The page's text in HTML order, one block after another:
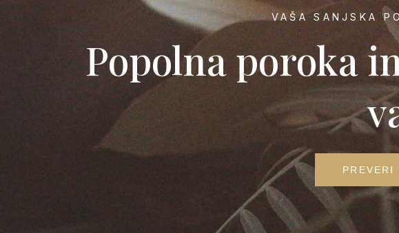
VAŠA SANJSKA
Popolna poroka
PREVERI